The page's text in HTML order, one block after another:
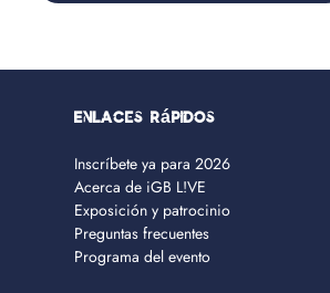
Enlaces rápidos
Inscríbete ya para 2026
Acerca de iGB L!VE
Exposición y patrocinio
Preguntas frecuentes
Programa del evento